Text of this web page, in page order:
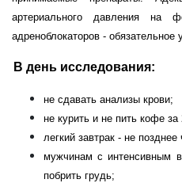
артериального давления на
адреноблокаторов - обязательное
В день исследования:
не сдавать анализы крови;
не курить и не пить кофе
легкий завтрак - не
мужчинам с интенсивным
побрить грудь;